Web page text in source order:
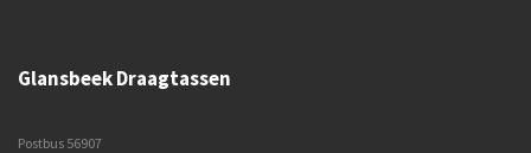
Glansbeek Draagtassen
Postbus 56907